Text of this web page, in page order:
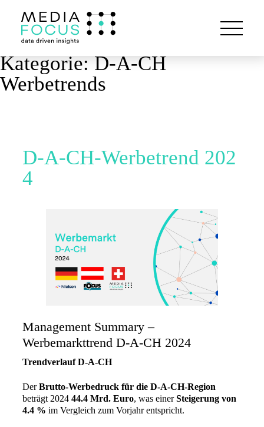
Kategorie:D-A-CH
Werbetrends
D-A-CH-Werbetrend 202
4
Management Summary –
Werbemarkttrend D-A-CH 2024
Trendverlauf D-A-CH
DerBrutto-Werbedruck für die D-A-CH-Region
beträgt 2024 44.4 Mrd. Euro, was einerSteigerung von
4.4 % im Vergleich zum Vorjahr entspricht.